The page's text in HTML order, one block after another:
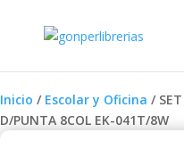
Inicio / Escolar y Oficina /
D/PUNTA 8COL EK-041T/8W